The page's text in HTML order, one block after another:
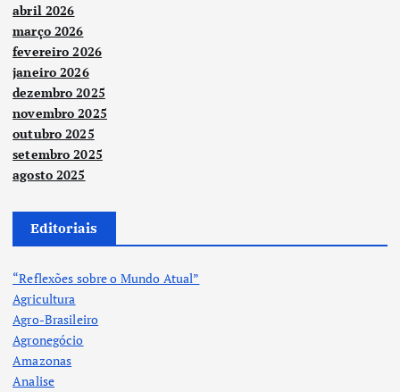
abril 2026
março 2026
fevereiro 2026
janeiro 2026
dezembro 2025
novembro 2025
outubro 2025
setembro 2025
agosto 2025
Editoriais
“Reflexões sobre o Mundo Atual”
Agricultura
Agro-Brasileiro
Agronegócio
Amazonas
Analise